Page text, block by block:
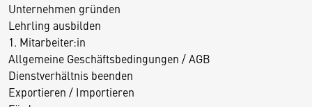
Unternehmen gründen
Lehrling ausbilden
1. Mitarbeiter:in
Allgemeine Geschäftsbedingungen / AGB
Dienstverhältnis beenden
Exportieren / Importieren